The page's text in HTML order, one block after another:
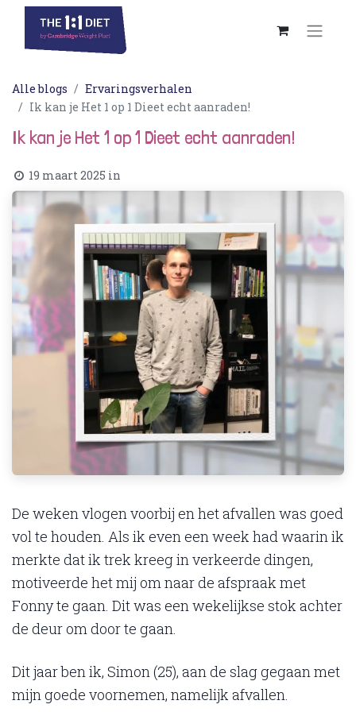
Alle blogs
Ervaringsverhalen
Ik kan je Het 1 op 1 Dieet echt aanraden!
Ik kan je Het 1 op 1 Dieet echt aanraden!
19 maart 2025 in
De weken vlogen voorbij en het afvallen was goed
vol te houden. Als ik even een week had waarin ik
merkte dat ik trek kreeg in verkeerde dingen,
motiveerde het mij om naar de afspraak met
Fonny te gaan. Dit was een wekelijkse stok achter
de deur om door te gaan.
Dit jaar ben ik, Simon (25), aan de slag gegaan met
mijn goede voornemen, namelijk afvallen.